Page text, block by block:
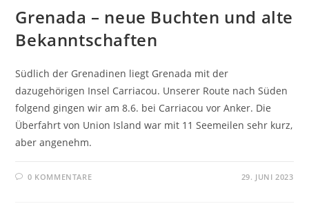
Grenada – neue Buchten und alte
Bekanntschaften
Südlich der Grenadinen liegt Grenada mit der
dazugehörigen Insel Carriacou. Unserer Route nach Süden
folgend gingen wir am 8.6. bei Carriacou vor Anker. Die
Überfahrt von Union Island war mit 11 Seemeilen sehr kurz,
aber angenehm.
0 KOMMENTARE 29. JUNI 2023